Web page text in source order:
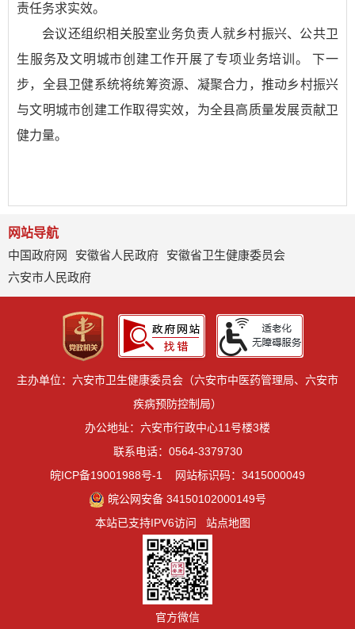
责任务求实效。
会议还组织相关股室业务负责人就乡村振兴、公共卫
生服务及文明城市创建工作开展了专项业务培训。 下一
步，全县卫健系统将统筹资源、凝聚合力，推动乡村振兴
与文明城市创建工作取得实效，为全县高质量发展贡献卫
健力量。
网站导航
中国政府网
安徽省人民政府
安徽省卫生健康委员会
六安市人民政府
主办单位：六安市卫生健康委员会（六安市中医药管理局、六安市
疾病预防控制局）
办公地址：六安市行政中心11号楼3楼
联系电话：0564-3379730
皖ICP备19001988号-1
网站标识码：3415000049
皖公网安备 34150102000149号
本站已支持IPV6访问
站点地图
官方微信